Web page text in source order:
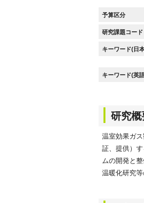
予算区分
研究課題コード
キーワード(日
キーワード(英
研究概
温室効果ガ
証、提供）
ムの開発と
温暖化研究